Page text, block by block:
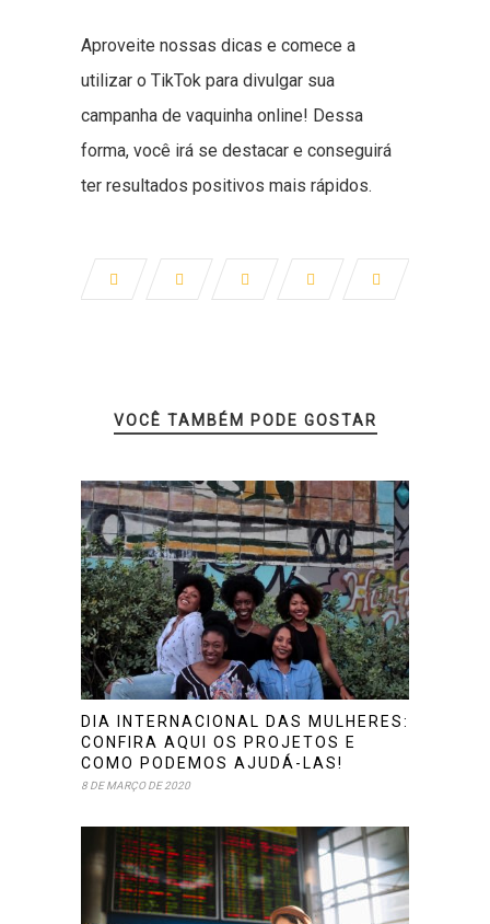
Aproveite nossas dicas e comece a
utilizar o TikTok para divulgar sua
campanha de vaquinha online! Dessa
forma, você irá se destacar e conseguirá
ter resultados positivos mais rápidos.
VOCÊ TAMBÉM PODE GOSTAR
DIA INTERNACIONAL DAS MULHERES:
CONFIRA AQUI OS PROJETOS E
COMO PODEMOS AJUDÁ-LAS!
8 DE MARÇO DE 2020